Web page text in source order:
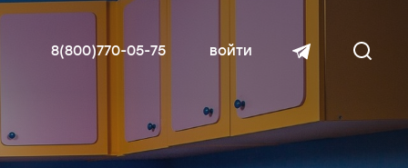
8(800)770-05-75 войти